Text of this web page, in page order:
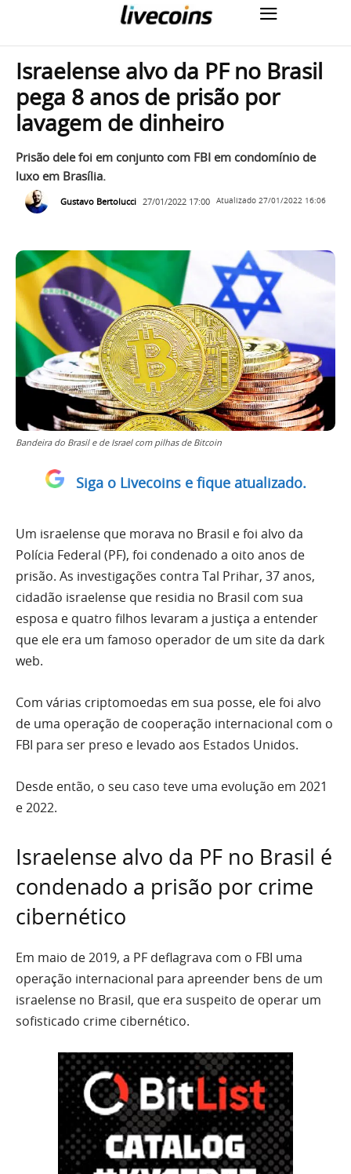
Israelense alvo da PF no Brasil
pega 8 anos de prisão por
lavagem de dinheiro
Prisão dele foi em conjunto com FBI em condomínio de
luxo em Brasília.
Gustavo Bertolucci 27/01/2022 17:00 Atualizado 27/01/2022 16:06
Bandeira do Brasil e de Israel com pilhas de Bitcoin
Siga o Livecoins e fique atualizado.
Um israelense que morava no Brasil e foi alvo da
Polícia Federal (PF), foi condenado a oito anos de
prisão. As investigações contra Tal Prihar, 37 anos,
cidadão israelense que residia no Brasil com sua
esposa e quatro filhos levaram a justiça a entender
que ele era um famoso operador de um site da dark
web.
Com várias criptomoedas em sua posse, ele foi alvo
de uma operação de cooperação internacional com o
FBI para ser preso e levado aos Estados Unidos.
Desde então, o seu caso teve uma evolução em 2021
e 2022.
Israelense alvo da PF no Brasil é
condenado a prisão por crime
cibernético
Em maio de 2019, a PF deflagrava com o FBI uma
operação internacional para apreender bens de um
israelense no Brasil, que era suspeito de operar um
sofisticado crime cibernético.